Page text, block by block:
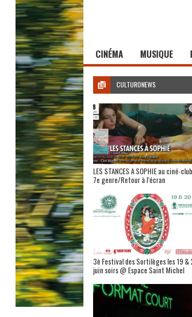
CINÉMA MUSIQUE
CULTURONEWS
LES STANCES A SOPHIE au ciné-
7e genre/Retour à l’écran
3è Festival des Sortilèges les 19 &
juin soirs @ Espace Saint Michel